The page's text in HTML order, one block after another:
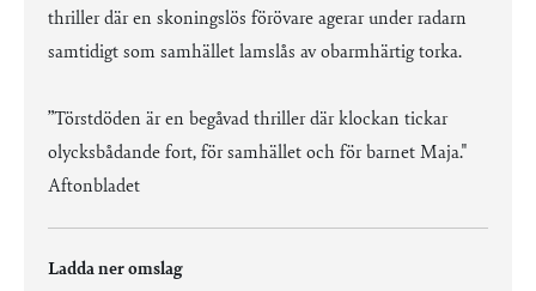
thriller där en skoningslös förövare agerar under radarn
samtidigt som samhället lamslås av obarmhärtig torka.
”Törstdöden är en begåvad thriller där klockan tickar
olycksbådande fort, för samhället och för barnet Maja."
Aftonbladet
Ladda ner omslag